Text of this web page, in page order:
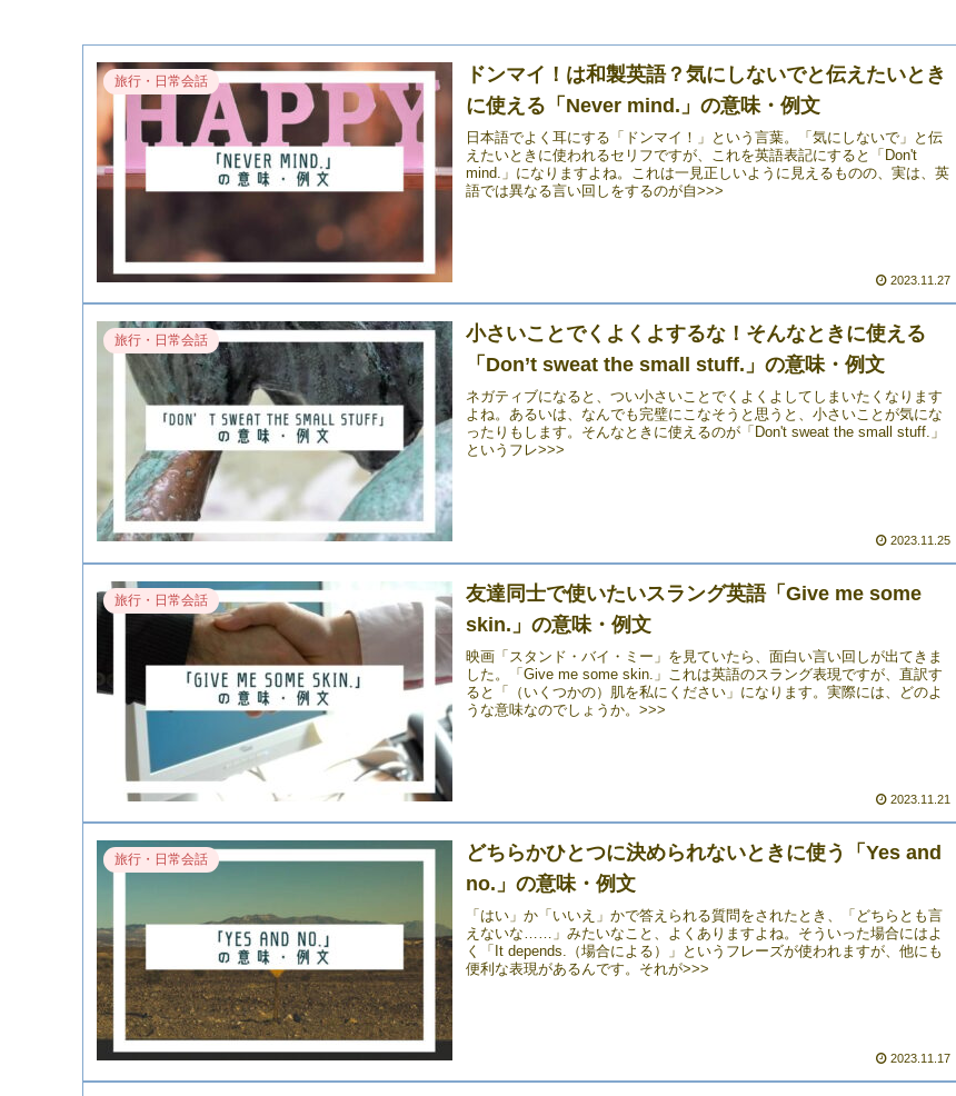
旅行・日常会話
ドンマイ！は和製英語？気にしないでと伝えたいとき
に使える「Never mind.」の意味・例文
日本語でよく耳にする「ドンマイ！」という言葉。「気にしないで」と伝
えたいときに使われるセリフですが、これを英語表記にすると「Don't
mind.」になりますよね。これは一見正しいように見えるものの、実は、英
語では異なる言い回しをするのが自>>>
2023.11.27
旅行・日常会話
小さいことでくよくよするな！そんなときに使える
「Don’t sweat the small stuff.」の意味・例文
ネガティブになると、つい小さいことでくよくよしてしまいたくなります
よね。あるいは、なんでも完璧にこなそうと思うと、小さいことが気にな
ったりもします。そんなときに使えるのが「Don't sweat the small stuff.」
というフレ>>>
2023.11.25
旅行・日常会話
友達同士で使いたいスラング英語「Give me some
skin.」の意味・例文
映画「スタンド・バイ・ミー」を見ていたら、面白い言い回しが出てきま
した。「Give me some skin.」これは英語のスラング表現ですが、直訳す
ると「（いくつかの）肌を私にください」になります。実際には、どのよ
うな意味なのでしょうか。>>>
2023.11.21
旅行・日常会話
どちらかひとつに決められないときに使う「Yes and
no.」の意味・例文
「はい」か「いいえ」かで答えられる質問をされたとき、「どちらとも言
えないな……」みたいなこと、よくありますよね。そういった場合にはよ
く「It depends.（場合による）」というフレーズが使われますが、他にも
便利な表現があるんです。それが>>>
2023.11.17